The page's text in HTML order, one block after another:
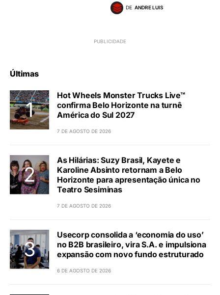
DE ANDRE LUIS
Últimas
Hot Wheels Monster Trucks Live™
confirma Belo Horizonte na turnê
América do Sul 2027
7 DE AGOSTO DE 2026
As Hilárias: Suzy Brasil, Kayete e
Karoline Absinto retornam a Belo
Horizonte para apresentação única no
Teatro Sesiminas
7 DE AGOSTO DE 2026
Usecorp consolida a ‘economia do uso’
no B2B brasileiro, vira S.A. e impulsiona
expansão com novo fundo estruturado
6 DE AGOSTO DE 2026